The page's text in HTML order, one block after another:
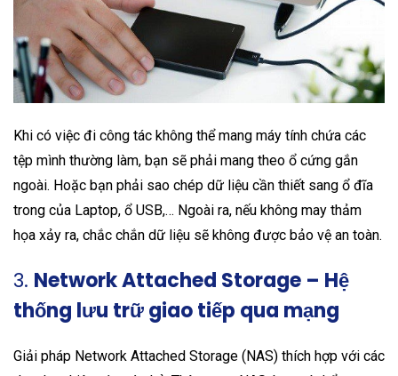
Khi có việc đi công tác không thể mang máy tính chứa các
tệp mình thường làm, bạn sẽ phải mang theo ổ cứng gắn
ngoài. Hoặc bạn phải sao chép dữ liệu cần thiết sang ổ đĩa
trong của Laptop, ổ USB,… Ngoài ra, nếu không may thảm
họa xảy ra, chắc chắn dữ liệu sẽ không được bảo vệ an toàn.
3. Network Attached Storage – Hệ
thống lưu trữ giao tiếp qua mạng
Giải pháp Network Attached Storage (NAS) thích hợp với các